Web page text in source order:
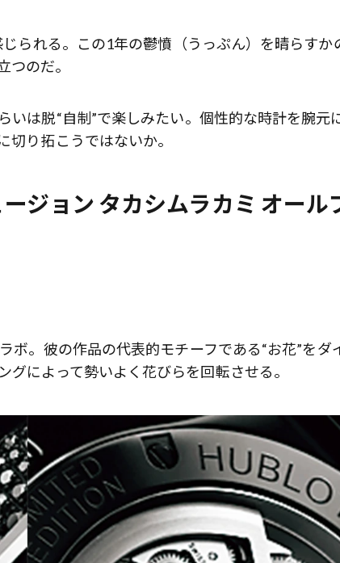
られる。この1年の鬱憤（うっぷん）を晴らすか
のだ。
は脱“自制”で楽しみたい。個性的な時計を腕元
り拓こうではないか。
ジョン タカシムラカミ オール
ボ。彼の作品の代表的モチーフである“お花”をダ
によって勢いよく花びらを回転させる。